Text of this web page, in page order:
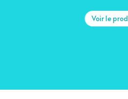
Voir le produit